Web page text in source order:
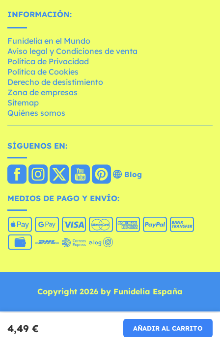
4,49 € AÑADIR AL CARRITO
INFORMACIÓN:
Funidelia en el Mundo
Aviso legal y Condiciones de venta
Política de Privacidad
Política de Cookies
Derecho de desistimiento
Zona de empresas
Sitemap
Quiénes somos
SÍGUENOS EN:
Blog
MEDIOS DE PAGO Y ENVÍO:
Copyright 2026 by Funidelia España